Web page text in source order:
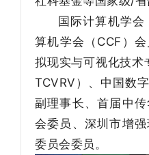
国际计算机学
算机学会（CCF）
拟现实与可视化技术
TCVRV）、中国数
副理事长、首届中
会委员、深圳市增
委员会委员。